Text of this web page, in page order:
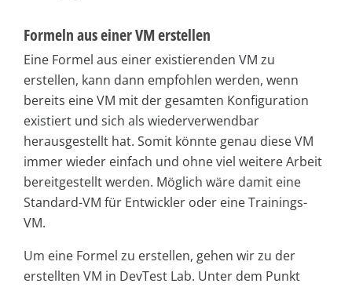
Formeln aus einer VM erstellen
Eine Formel aus einer existierenden VM zu
erstellen, kann dann empfohlen werden, wenn
bereits eine VM mit der gesamten Konfiguration
existiert und sich als wiederverwendbar
herausgestellt hat. Somit könnte genau diese VM
immer wieder einfach und ohne viel weitere Arbeit
bereitgestellt werden. Möglich wäre damit eine
Standard-VM für Entwickler oder eine Trainings-
VM.
Um eine Formel zu erstellen, gehen wir zu der
erstellten VM in DevTest Lab. Unter dem Punkt